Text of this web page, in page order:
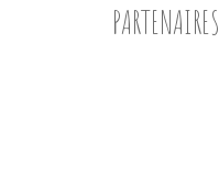
PARTENAIRES